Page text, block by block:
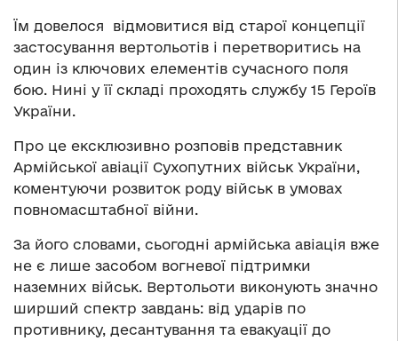
Їм довелося відмовитися від старої концепції
застосування вертольотів і перетворитись на
один із ключових елементів сучасного поля
бою. Нині у її складі проходять службу 15 Героїв
України.
Про це ексклюзивно розповів представник
Армійської авіації Сухопутних військ України,
коментуючи розвиток роду військ в умовах
повномасштабної війни.
За його словами, сьогодні армійська авіація вже
не є лише засобом вогневої підтримки
наземних військ. Вертольоти виконують значно
ширший спектр завдань: від ударів по
противнику, десантування та евакуації до